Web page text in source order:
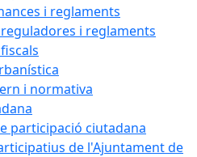
i reglaments
i reglaments
i normativa
participació ciutadana
de l'Ajuntament de